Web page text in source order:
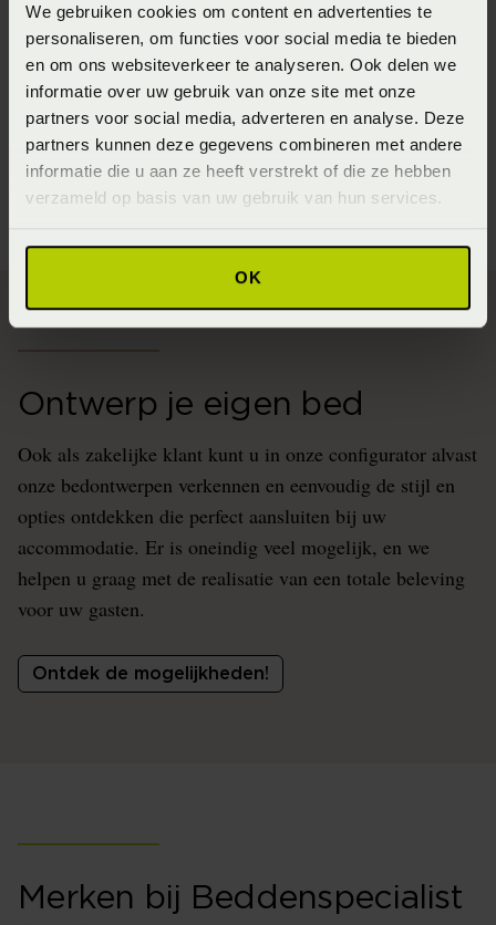
We gebruiken cookies om content en advertenties te
personaliseren, om functies voor social media te bieden
en om ons websiteverkeer te analyseren. Ook delen we
informatie over uw gebruik van onze site met onze
partners voor social media, adverteren en analyse. Deze
partners kunnen deze gegevens combineren met andere
informatie die u aan ze heeft verstrekt of die ze hebben
verzameld op basis van uw gebruik van hun services.
OK
Neem vandaag nog contact met onsop of bezoek ons in
Etten-Leur om de mogelijkheden te ontdekken voor uw
hotel, vakantiehuisje of bed and breakfast. Samen zorgen
we voor een omgeving waar uw gasten optimaal kunnen
ontspannen en genieten van een welverdiende nachtrust.
Bij Beddenspecialist.nl draait alles om uw slaapsucces!
Ontwerp je eigen bed
Ook als zakelijke klant kunt u in onze configurator alvast
onze bedontwerpen verkennen en eenvoudig de stijl en
opties ontdekken die perfect aansluiten bij uw
accommodatie. Er is oneindig veel mogelijk, en we
helpen u graag met de realisatie van een totale beleving
voor uw gasten.
Ontdek de mogelijkheden!
Merken bij Beddenspecialist